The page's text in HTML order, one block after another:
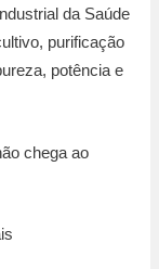
da Saúde
purificação
potência e
chega ao